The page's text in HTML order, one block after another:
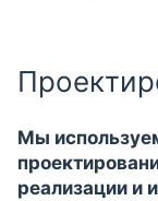
Мы
реализации и